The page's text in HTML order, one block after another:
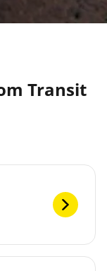
Transit